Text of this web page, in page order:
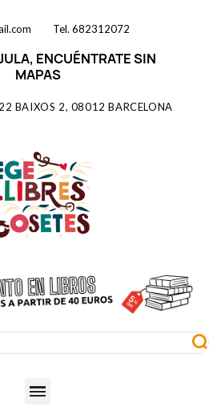
Tel. 682312072
ENCUÉNTRATE SIN
MAPAS
BAIXOS 2, 08012 BARCELONA